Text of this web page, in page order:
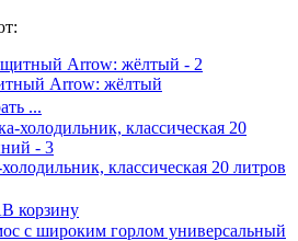
Arrow: жёлтый
...
классическая 20 литров
В корзину